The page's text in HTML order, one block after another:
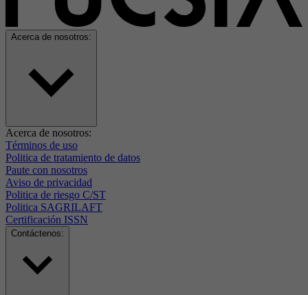
Acerca de nosotros:
Acerca de nosotros:
Términos de uso
Politica de tratamiento de datos
Paute con nosotros
Aviso de privacidad
Politica de riesgo C/ST
Politica SAGRILAFT
Certificación ISSN
Contáctenos: